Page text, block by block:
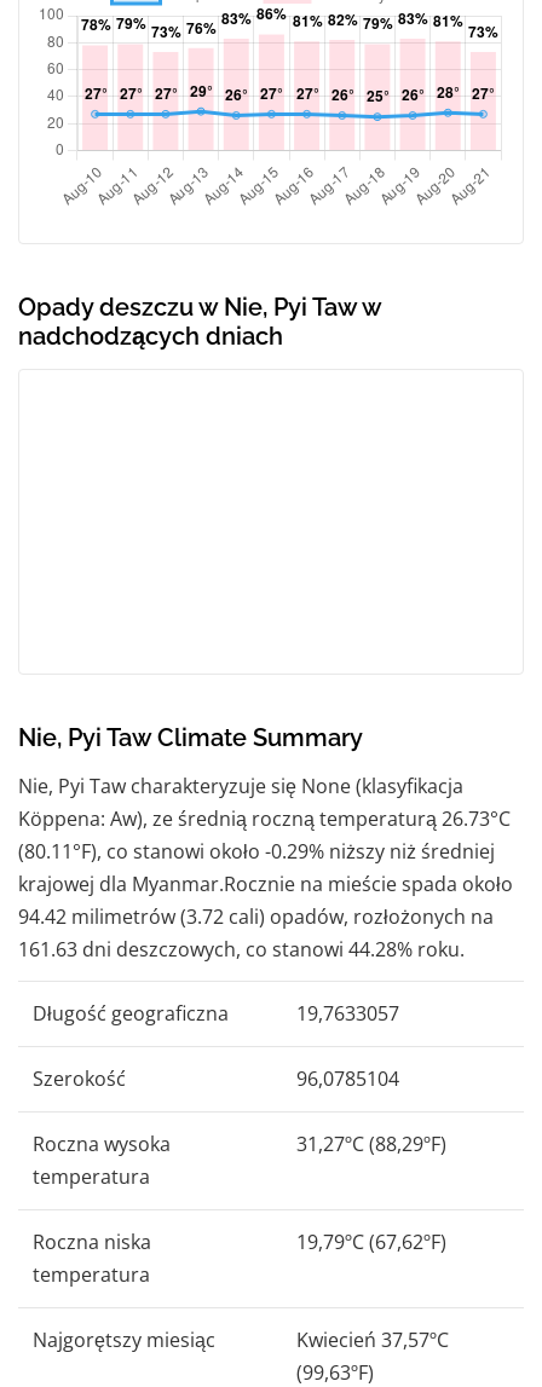
Opady deszczu w Nie, Pyi Taw w
nadchodzących dniach
Nie, Pyi Taw Climate Summary
Nie, Pyi Taw charakteryzuje się None (klasyfikacja
Köppena: Aw), ze średnią roczną temperaturą 26.73°C
(80.11°F), co stanowi około -0.29% niższy niż średniej
krajowej dla Myanmar.Rocznie na mieście spada około
94.42 milimetrów (3.72 cali) opadów, rozłożonych na
161.63 dni deszczowych, co stanowi 44.28% roku.
Długość geograficzna 19,7633057
Szerokość 96,0785104
Roczna wysoka
temperatura
31,27ºC (88,29ºF)
Roczna niska
temperatura
19,79ºC (67,62ºF)
Najgorętszy miesiąc
Kwiecień 37,57ºC
(99,63ºF)